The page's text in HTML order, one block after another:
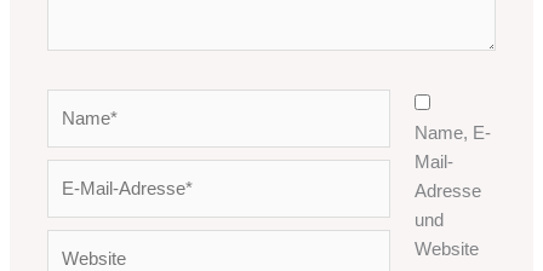
Adresse*
Name, E-
Mail-
Adresse
und
Website